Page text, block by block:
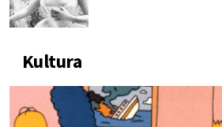
Kultura